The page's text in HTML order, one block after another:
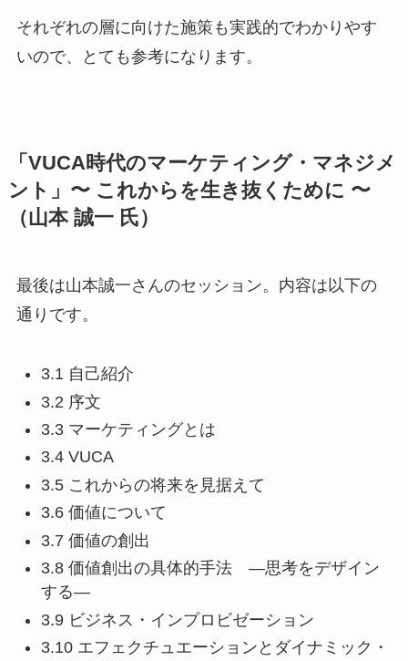
それぞれの層に向けた施策も実践的でわかりやす
いので、とても参考になります。
「VUCA時代のマーケティング・マネジメ
ント」〜 これからを生き抜くために 〜
（山本 誠一 氏）
最後は山本誠一さんのセッション。内容は以下の
通りです。
3.1 自己紹介
3.2 序文
3.3 マーケティングとは
3.4 VUCA
3.5 これからの将来を見据えて
3.6 価値について
3.7 価値の創出
3.8 価値創出の具体的手法 ―思考をデザイン
する―
3.9 ビジネス・インプロビゼーション
3.10 エフェクチュエーションとダイナミック・